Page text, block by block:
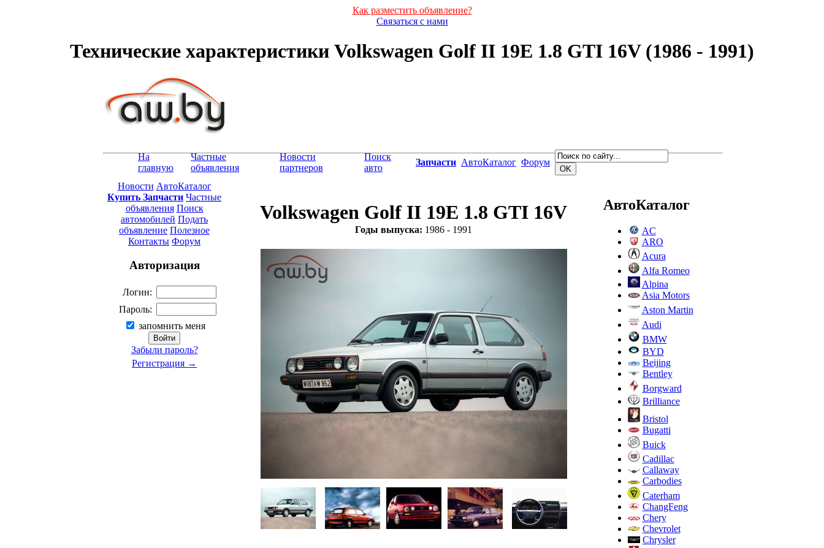
Как разместить объявление?
Связаться с нами
Технические характеристики Volkswagen Golf II 19E 1.8 GTI 16V (1986 - 1991)
На
главную
Частные
объявления
Новости
партнеров
Поиск
авто
Запчасти АвтоКаталог Форум
Новости АвтоКаталог
Купить Запчасти Частные
объявления Поиск
автомобилей Подать
объявление Полезное
Контакты Форум
Авторизация
Логин:
Пароль:
запомнить меня
Забыли пароль?
Регистрация →
Volkswagen Golf II 19E 1.8 GTI 16V
Годы выпуска: 1986 - 1991
АвтоКаталог
AC
ARO
Acura
Alfa Romeo
Alpina
Asia Motors
Aston Martin
Audi
BMW
BYD
Beijing
Bentley
Borgward
Brilliance
Bristol
Bugatti
Buick
Cadillac
Callaway
Carbodies
Caterham
ChangFeng
Chery
Chevrolet
Chrysler